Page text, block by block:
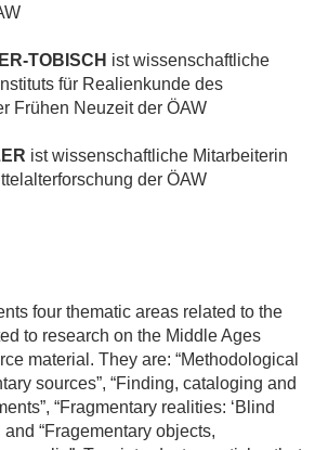
TOBISCH ist wissenschaftliche
für Realienkunde des
Frühen Neuzeit der ÖAW
ist wissenschaftliche Mitarbeiterin
der ÖAW
four thematic areas related to the
to research on the Middle Ages
material. They are: “Methodological
sources”, “Finding, cataloging and
“Fragmentary realities: ‘Blind
and “Fragementary objects,